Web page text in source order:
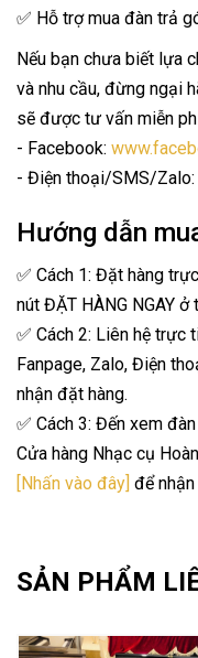
✅ Hỗ trợ mua đàn trả
Nếu bạn chưa biết lựa
và nhu cầu, đừng ngại
sẽ được tư vấn miễn
- Facebook:
- Điện thoại/SMS/Zalo:
Hướng dẫn
✅ Cách 1: Đặt hàng
nút ĐẶT HÀNG NGAY
✅ Cách 2: Liên hệ trực
Fanpage, Zalo, Điện
nhận đặt hàng.
✅ Cách 3: Đến xem
Cửa hàng Nhạc cụ
[Nhấn vào đây] để
SẢN PHẨM